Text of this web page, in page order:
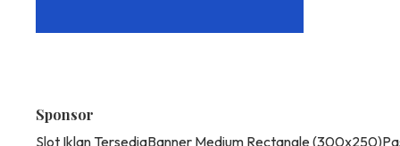
Sponsor
Slot Iklan TersediaBanner Medium Rectangle (300x250)